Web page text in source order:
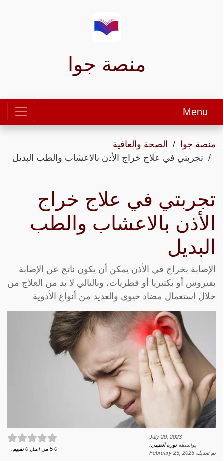
منصة جوا
Menu
منصة جوا
الصحة والعافية
تجربتي في علاج خراج الأذن بالاعشاب والطب البديل
تجربتي في علاج خراج
الأذن بالاعشاب والطب
البديل
الإصابة بخراج في الأذن يمكن أن يكون ناتج عن الإصابة
بفيروس أو بكتيريا أو فطريات، وبالتالي لا بد من العلاج من
خلال استعمال مضاد حيوي والعديد من أنواع الأدوية
July 20, 2023
بواسطةنورة العتيبي
تم تعديله February 25, 2025
0
5 من اصل 0 تقييم.